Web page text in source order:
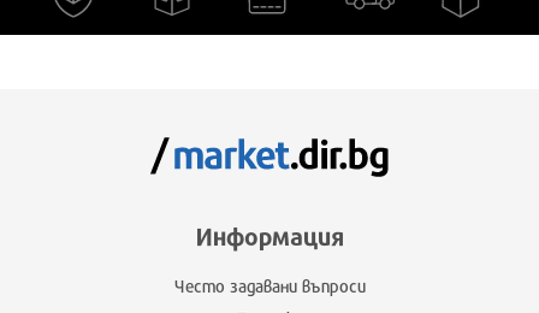
Информация
Често задавани въпроси